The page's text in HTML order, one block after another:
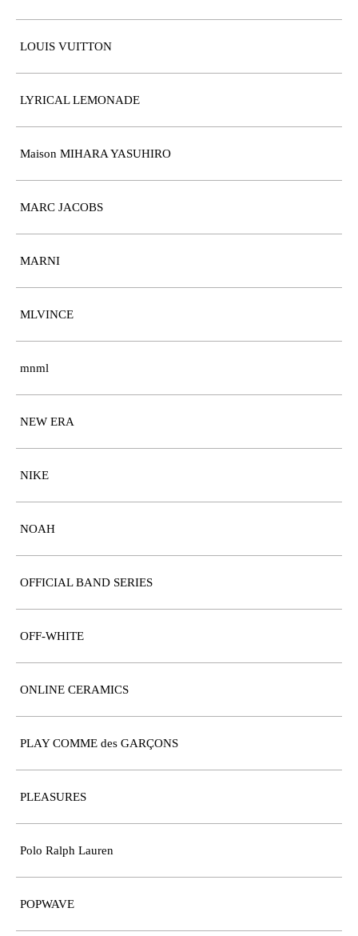
LOUIS VUITTON
LYRICAL LEMONADE
Maison MIHARA YASUHIRO
MARC JACOBS
MARNI
MLVINCE
mnml
NEW ERA
NIKE
NOAH
OFFICIAL BAND SERIES
OFF-WHITE
ONLINE CERAMICS
PLAY COMME des GARÇONS
PLEASURES
Polo Ralph Lauren
POPWAVE